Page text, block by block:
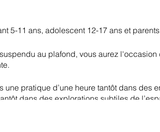
5-11 ans, adolescent 12-17 ans et
au plafond, vous aurez
une pratique d’une heure tantôt dans des
dans des explorations subtiles de